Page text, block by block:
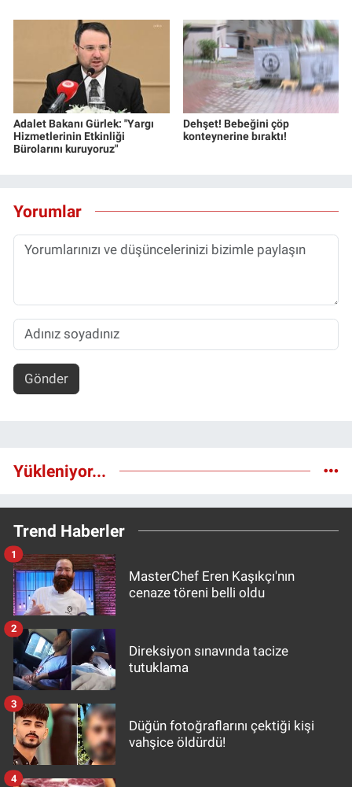
Adalet Bakanı Gürlek: "Yargı
Hizmetlerinin Etkinliği
Bürolarını kuruyoruz"
Dehşet! Bebeğini çöp
konteynerine bıraktı!
Yorumlar
Gönder
Yükleniyor...
Trend Haberler
MasterChef Eren Kaşıkçı'nın
cenaze töreni belli oldu
1
Direksiyon sınavında tacize
tutuklama
2
Düğün fotoğraflarını çektiği kişi
vahşice öldürdü!
3
4
Canlı Yayın